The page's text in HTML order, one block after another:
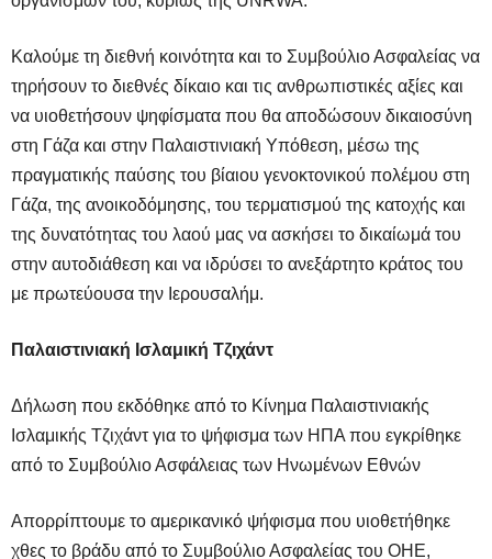
Καλούμε τη διεθνή κοινότητα και το Συμβούλιο Ασφαλείας να
τηρήσουν το διεθνές δίκαιο και τις ανθρωπιστικές αξίες και
να υιοθετήσουν ψηφίσματα που θα αποδώσουν δικαιοσύνη
στη Γάζα και στην Παλαιστινιακή Υπόθεση, μέσω της
πραγματικής παύσης του βίαιου γενοκτονικού πολέμου στη
Γάζα, της ανοικοδόμησης, του τερματισμού της κατοχής και
της δυνατότητας του λαού μας να ασκήσει το δικαίωμά του
στην αυτοδιάθεση και να ιδρύσει το ανεξάρτητο κράτος του
με πρωτεύουσα την Ιερουσαλήμ.
Παλαιστινιακή Ισλαμική Τζιχάντ
Δήλωση που εκδόθηκε από το Κίνημα Παλαιστινιακής
Ισλαμικής Τζιχάντ για το ψήφισμα των ΗΠΑ που εγκρίθηκε
από το Συμβούλιο Ασφάλειας των Ηνωμένων Εθνών
Απορρίπτουμε το αμερικανικό ψήφισμα που υιοθετήθηκε
χθες το βράδυ από το Συμβούλιο Ασφαλείας του ΟΗΕ,